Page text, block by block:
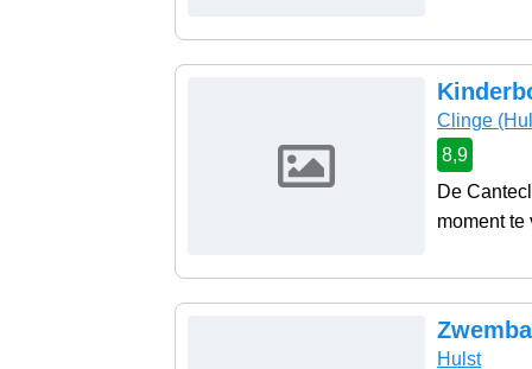
Clinge
8,9
De
moment te
Hulst